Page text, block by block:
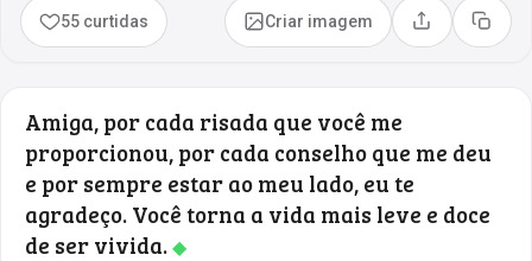
55 curtidas Criar imagem Compartilhar
Copiar
Amiga, por cada risada que você me
proporcionou, por cada conselho que me deu
e por sempre estar ao meu lado, eu te
agradeço. Você torna a vida mais leve e doce
de ser vivida.◆